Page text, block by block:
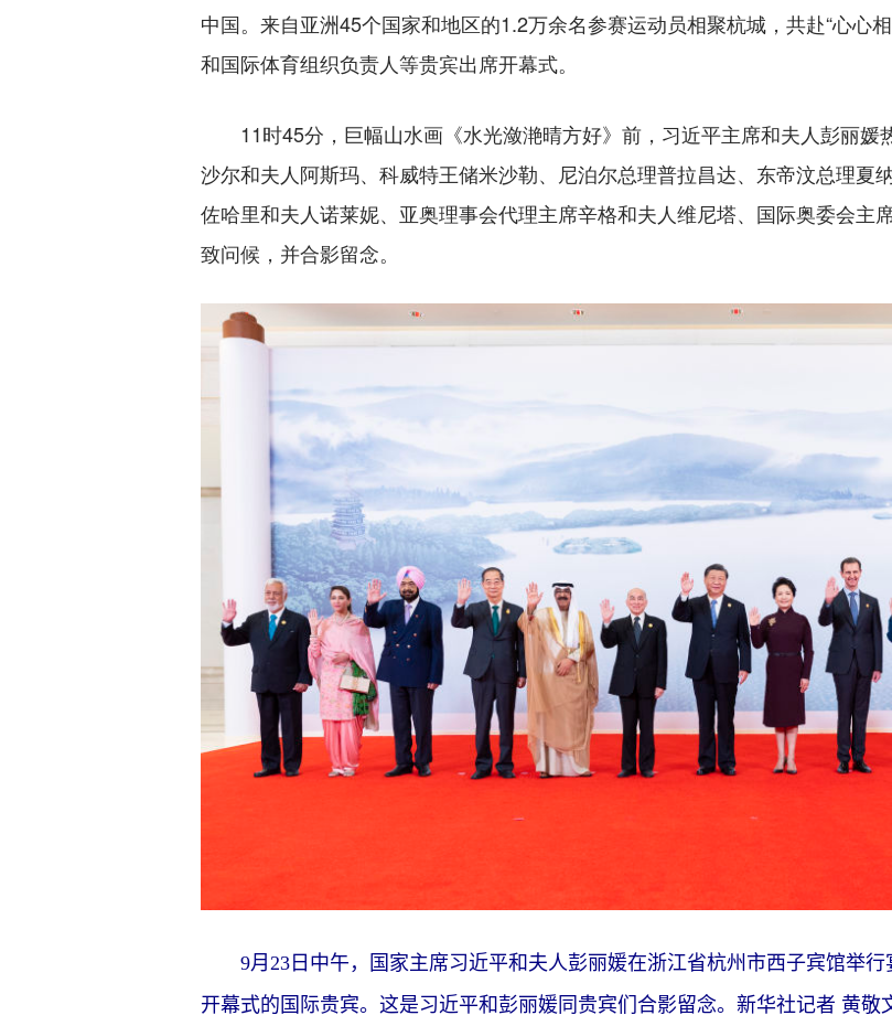
中国。来自亚洲45个国家和地区的1.2万余名参赛运动员相聚杭城，共赴“心心
和国际体育组织负责人等贵宾出席开幕式。
11时45分，巨幅山水画《水光潋滟晴方好》前，习近平主席和夫人彭丽媛
沙尔和夫人阿斯玛、科威特王储米沙勒、尼泊尔总理普拉昌达、东帝汶总理夏
佐哈里和夫人诺莱妮、亚奥理事会代理主席辛格和夫人维尼塔、国际奥委会主
致问候，并合影留念。
9月23日中午，国家主席习近平和夫人彭丽媛在浙江省杭州市西子宾馆举
开幕式的国际贵宾。这是习近平和彭丽媛同贵宾们合影留念。新华社记者 黄敬